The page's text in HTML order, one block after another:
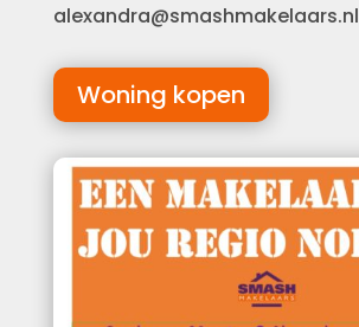
alexandra@smashmakelaars.nl
Woning kopen